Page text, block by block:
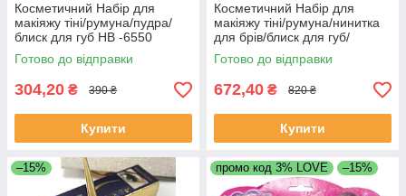
Косметичний Набір для
макіяжу тіні/румуна/пудра/
блиск для губ НВ -6550
Готово до відправки
304,20 ₴ 390 ₴
Купити
Косметичний Набір для
макіяжу тіні/румуна/нинитка
для брів/блиск для губ/
палістру для макіяжу
Готово до відправки
672,40 ₴ 820 ₴
Купити
–15% промо код 3% LOVE –15%